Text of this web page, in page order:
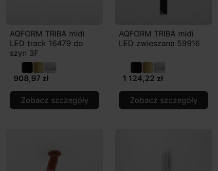
AQFORM TRIBA midi
LED track 16479 do
szyn 3F
908,97 zł
Zobacz szczegóły
AQFORM TRIBA midi
LED zwieszana 59916
1 124,22 zł
Zobacz szczegóły